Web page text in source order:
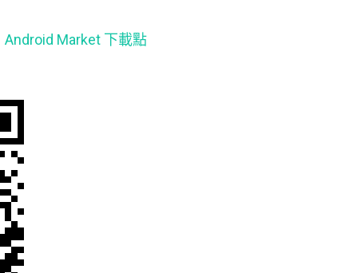
Android Market 下載點